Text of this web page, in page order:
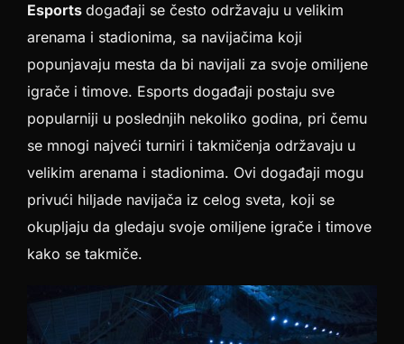
Esports događaji se često održavaju u velikim
arenama i stadionima, sa navijačima koji
popunjavaju mesta da bi navijali za svoje omiljene
igrače i timove. Esports događaji postaju sve
popularniji u poslednjih nekoliko godina, pri čemu
se mnogi najveći turniri i takmičenja održavaju u
velikim arenama i stadionima. Ovi događaji mogu
privući hiljade navijača iz celog sveta, koji se
okupljaju da gledaju svoje omiljene igrače i timove
kako se takmiče.